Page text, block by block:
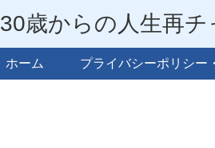
30歳からの人生再
ホーム プライバシーポリシー